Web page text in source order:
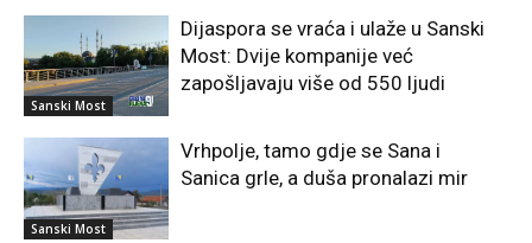
Sanski Most
Dijaspora se vraća i ulaže u Sanski
Most: Dvije kompanije već
zapošljavaju više od 550 ljudi
Sanski Most
Vrhpolje, tamo gdje se Sana i
Sanica grle, a duša pronalazi mir